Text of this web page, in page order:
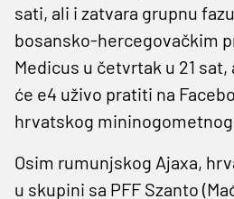
sati, ali i zatvara grupnu
bosansko-hercegovačkim
Medicus u četvrtak u 21
će e4 uživo pratiti na
hrvatskog mininogometnog
Osim rumunjskog Ajaxa,
u skupini sa PFF Szanto